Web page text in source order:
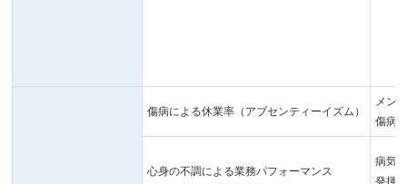
傷病による休業率（アブセンティーイズム）
メン
傷病
心身の不調による業務パフォーマンス
病気